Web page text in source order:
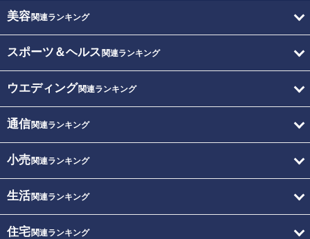
美容関連ランキング
スポーツ＆ヘルス 関連ランキング
ウエディング関連ランキング
通信関連ランキング
小売関連ランキング
生活関連ランキング
住宅関連ランキング